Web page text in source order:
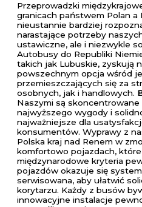
Przeprowadzki
granicach państwem Polan a
nieustannie bardziej
narastające potrzeby
ustawiczne, ale i niezwykle
Autobusy do Republiki
takich jak Lubuskie, zyskują
powszechnym opcja wśród
przemieszczających się za
osobnych, jak i handlowych.
Naszymi są skoncentrowane
najwyższego wygody i
najważniejsze dla
konsumentów. Wyprawy z
Polska kraj nad Renem w
komfortowo pojazdach, które
międzynarodowe kryteria
pojazdów okazuje się
serwisowana, aby ułatwić
korytarzu. Każdy z busów
innowacyjne instalacje